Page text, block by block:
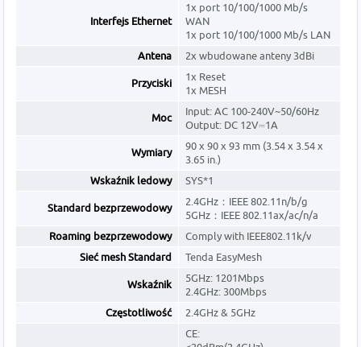
Interfejs Ethernet
1x port 10/100/1000 Mb/s
WAN
1x port 10/100/1000 Mb/s LAN
Antena
2x wbudowane anteny 3dBi
Przyciski
1x Reset
1x MESH
Moc
Input: AC 100-240V~50/60Hz
Output: DC 12V⎓1A
Wymiary
90 x 90 x 93 mm (3.54 x 3.54 x
3.65 in.)
Wskaźnik ledowy
SYS*1
Standard bezprzewodowy
2.4GHz：IEEE 802.11n/b/g
5GHz：IEEE 802.11ax/ac/n/a
Roaming bezprzewodowy
Comply with IEEE802.11k/v
Sieć mesh Standard
Tenda EasyMesh
Wskaźnik
5GHz: 1201Mbps
2.4GHz: 300Mbps
Częstotliwość
2.4GHz & 5GHz
CE: